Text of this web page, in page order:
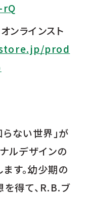
ンラインスト
prod
ない世界」が
ルデザインの
す。幼少期の
得て、R.B.ブ